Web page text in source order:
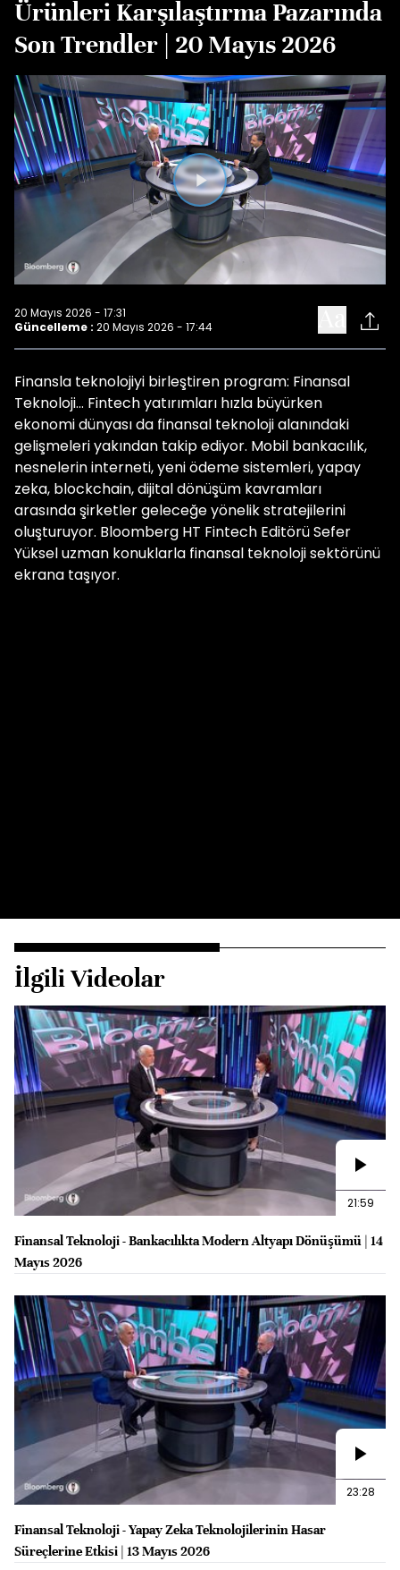
Ürünleri Karşılaştırma Pazarında
Son Trendler | 20 Mayıs 2026
Videoyu
Oynat
20 Mayıs 2026 - 17:31
Güncelleme : 20 Mayıs 2026 - 17:44
Finansla teknolojiyi birleştiren program: Finansal
Teknoloji... Fintech yatırımları hızla büyürken
ekonomi dünyası da finansal teknoloji alanındaki
gelişmeleri yakından takip ediyor. Mobil bankacılık,
nesnelerin interneti, yeni ödeme sistemleri, yapay
zeka, blockchain, dijital dönüşüm kavramları
arasında şirketler geleceğe yönelik stratejilerini
oluşturuyor. Bloomberg HT Fintech Editörü Sefer
Yüksel uzman konuklarla finansal teknoloji sektörünü
ekrana taşıyor.
İlgili Videolar
21:59
Finansal Teknoloji - Bankacılıkta Modern Altyapı Dönüşümü | 14
Mayıs 2026
23:28
Finansal Teknoloji - Yapay Zeka Teknolojilerinin Hasar
Süreçlerine Etkisi | 13 Mayıs 2026